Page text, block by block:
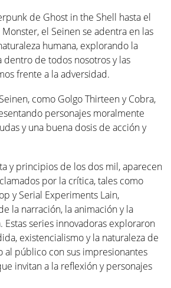
de Ghost in the Shell hasta el
el Seinen se adentra en las
humana, explorando la
dentro de todos nosotros y las
frente a la adversidad.
como Golgo Thirteen y Cobra,
personajes moralmente
y una buena dosis de acción y
y principios de los dos mil, aparecen
por la crítica, tales como
y Serial Experiments Lain,
la narración, la animación y la
series innovadoras exploraron
existencialismo y la naturaleza de
al público con sus impresionantes
invitan a la reflexión y personajes